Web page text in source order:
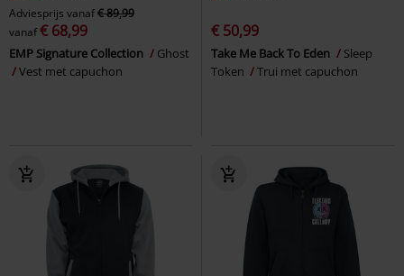
Adviesprijs vanaf€ 89,99
vanaf€ 68,99
EMP Signature Collection
Ghost
Vest met capuchon
€ 50,99
Take Me Back To Eden
Sleep
Token
Trui met capuchon